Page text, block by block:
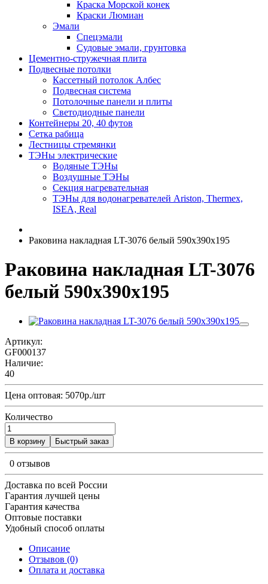
Краска Морской конек
Краски Люмиан
Эмали
Спецэмали
Судовые эмали, грунтовка
Цементно-стружечная плита
Подвесные потолки
Кассетный потолок Албес
Подвесная система
Потолочные панели и плиты
Светодиодные панели
Контейнеры 20, 40 футов
Сетка рабица
Лестницы стремянки
ТЭНы электрические
Водяные ТЭНы
Воздушные ТЭНы
Секция нагревательная
ТЭНы для водонагревателей Ariston, Thermex,
ISEA, Real
Раковина накладная LT-3076 белый 590x390x195
Раковина накладная LT-3076
белый 590x390x195
Артикул:
GF000137
Наличие:
40
Цена оптовая: 5070р./шт
Количество
В корзину Быстрый заказ
0 отзывов
Доставка по всей России
Гарантия лучшей цены
Гарантия качества
Оптовые поставки
Удобный способ оплаты
Описание
Отзывов (0)
Оплата и доставка